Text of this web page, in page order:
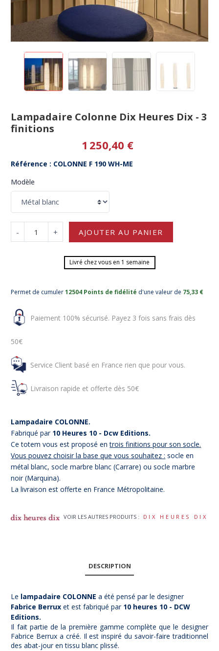
Lampadaire Colonne Dix Heures Dix - 3
finitions
1 250,40 €
Référence : COLONNE F 190 WH-ME
Modèle
- + AJOUTER AU PANIER
Livré chez vous en 1 semaine
Permet de cumuler12504 Points de fidélité d'une valeur de 75,33 €
Paiement 100% sécurisé. Payez 3 fois sans frais dès
50€
Service Client basé en France rien que pour vous.
Livraison rapide et offerte dès 50€
Lampadaire COLONNE.
Fabriqué par 10 Heures 10 - Dcw Editions.
Ce totem vous est proposé entrois finitions pour son socle.
Vous pouvez choisir la base que vous souhaitez : socle en
métal blanc, socle marbre blanc (Carrare) ou socle marbre
noir (Marquina).
La livraison est offerte en France Métropolitaine.
VOIR LES AUTRES PRODUITS : DIX HEURES DIX
DESCRIPTION
Le lampadaire COLONNE a été pensé par le designer
Fabrice Berruxet est fabriqué par10 heures 10 - DCW
Editions.
Il fait partie de la première gamme complète que le designer
Fabrice Berrux a créé. Il est inspiré du savoir-faire traditionnel
des abat-jour en tissu blanc plissé.